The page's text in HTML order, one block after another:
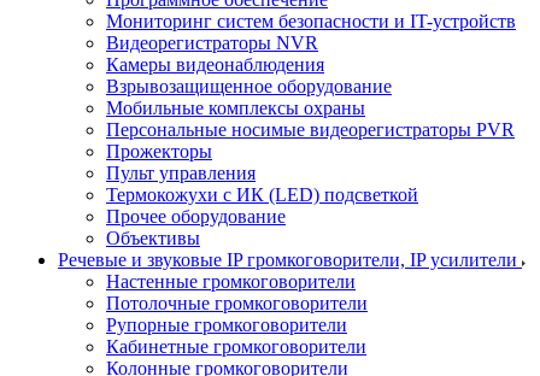
Мониторинг систем безопасности и IT-устройств
Видеорегистраторы NVR
Камеры видеонаблюдения
Взрывозащищенное оборудование
Мобильные комплексы охраны
Персональные носимые видеорегистраторы PVR
Прожекторы
Пульт управления
Термокожухи с ИК (LED) подсветкой
Прочее оборудование
Объективы
Речевые и звуковые IP громкоговорители, IP усилители
Настенные громкоговорители
Потолочные громкоговорители
Рупорные громкоговорители
Кабинетные громкоговорители
Колонные громкоговорители